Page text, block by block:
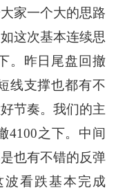
家一个大的思路
这次基本连续思
。昨日尾盘回撤
线支撑也都有不
节奏。我们的主
4100之下。中间
也有不错的反弹
波看跌基本完成